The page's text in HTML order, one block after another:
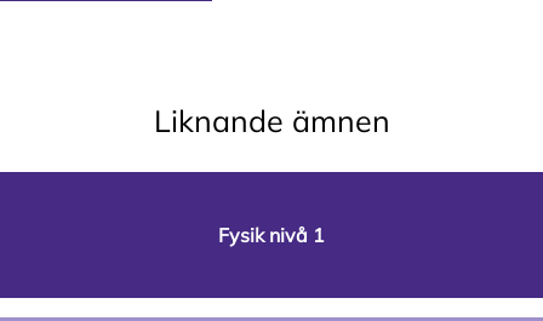
Liknande ämnen
Fysik nivå 1